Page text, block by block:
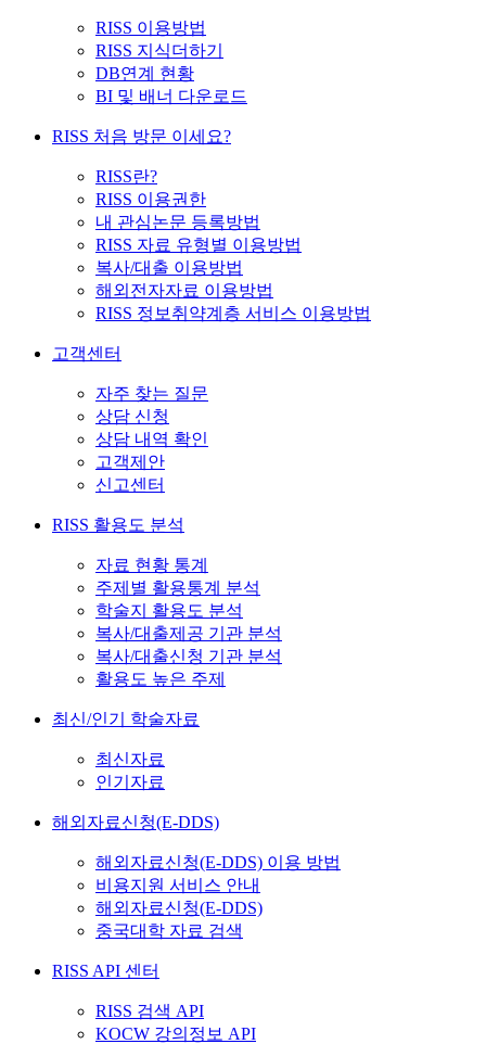
RISS 이용방법
RISS 지식더하기
DB연계 현황
BI 및 배너 다운로드
RISS 처음 방문 이세요?
RISS란?
RISS 이용권한
내 관심논문 등록방법
RISS 자료 유형별 이용방법
복사/대출 이용방법
해외전자자료 이용방법
RISS 정보취약계층 서비스 이용방법
고객센터
자주 찾는 질문
상담 신청
상담 내역 확인
고객제안
신고센터
RISS 활용도 분석
자료 현황 통계
주제별 활용통계 분석
학술지 활용도 분석
복사/대출제공 기관 분석
복사/대출신청 기관 분석
활용도 높은 주제
최신/인기 학술자료
최신자료
인기자료
해외자료신청(E-DDS)
해외자료신청(E-DDS) 이용 방법
비용지원 서비스 안내
해외자료신청(E-DDS)
중국대학 자료 검색
RISS API 센터
RISS 검색 API
KOCW 강의정보 API